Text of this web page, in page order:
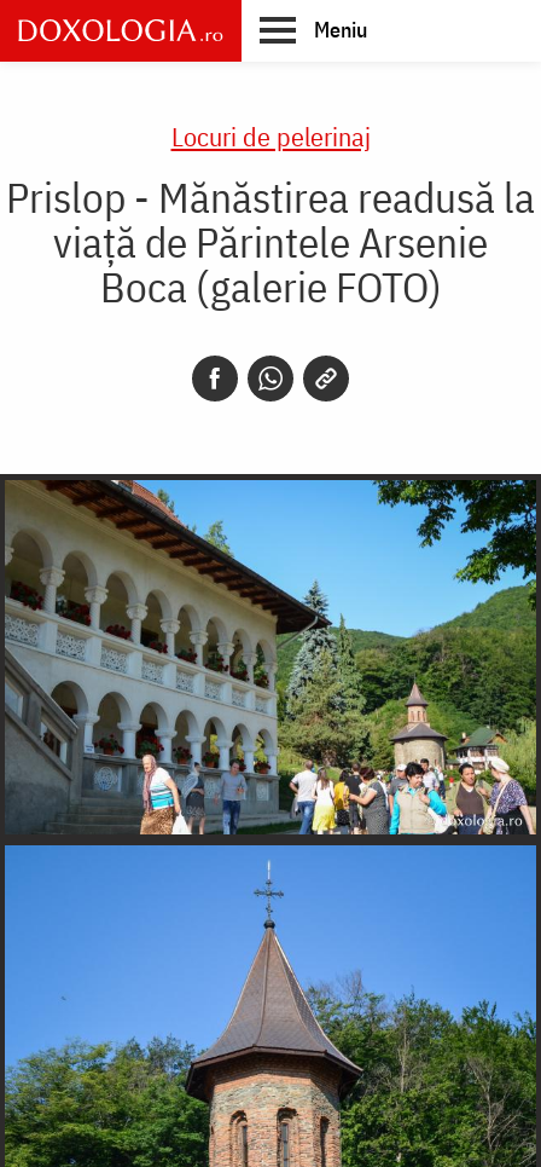
Skip
to
main
Meniu
Locuri de pelerinaj
Prislop - Mănăstirea readusă la
viață de Părintele Arsenie
Boca (galerie FOTO)